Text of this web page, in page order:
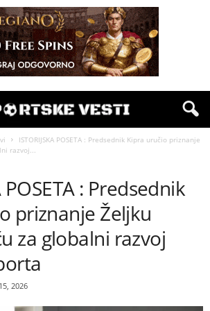
​ISTORIJSKA POSETA : Predsednik Kipra uručio priznanje
razvoj...
POSETA : Predsednik
priznanje Željku
za globalni razvoj
2026